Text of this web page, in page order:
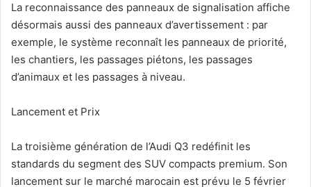
La reconnaissance des panneaux de signalisation affiche
désormais aussi des panneaux d’avertissement : par
exemple, le système reconnaît les panneaux de priorité,
les chantiers, les passages piétons, les passages
d’animaux et les passages à niveau.
Lancement et Prix
La troisième génération de l’Audi Q3 redéfinit les
standards du segment des SUV compacts premium. Son
lancement sur le marché marocain est prévu le 5 février